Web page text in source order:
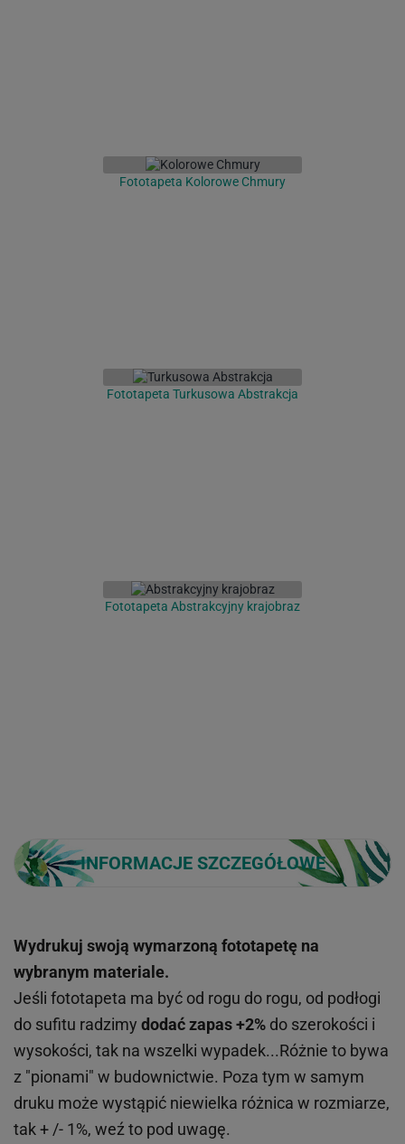
Fototapeta Kolorowe Chmury
Fototapeta Turkusowa Abstrakcja
Fototapeta Abstrakcyjny krajobraz
INFORMACJE SZCZEGÓŁOWE
Wydrukuj swoją wymarzoną fototapetę na
wybranym materiale.
Jeśli fototapeta ma być od rogu do rogu, od podłogi
do sufitu radzimy dodać zapas +2% do szerokości i
wysokości, tak na wszelki wypadek...Różnie to bywa
z "pionami" w budownictwie. Poza tym w samym
druku może wystąpić niewielka różnica w rozmiarze,
tak + /- 1%, weź to pod uwagę.